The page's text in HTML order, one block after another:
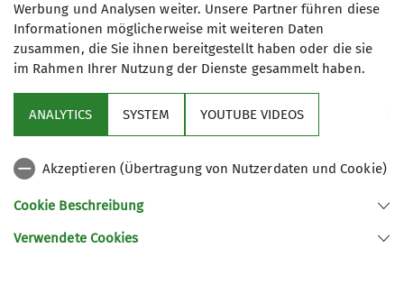
Service
Gruppen
Werbung und Analysen weiter. Unsere Partner führen diese
Informationen möglicherweise mit weiteren Daten
zusammen, die Sie ihnen bereitgestellt haben oder die sie
im Rahmen Ihrer Nutzung der Dienste gesammelt haben.
ANALYTICS SYSTEM YOUTUBE VIDEOS
Akzeptieren (Übertragung von Nutzerdaten und Cookie)
Cookie Beschreibung
Verwendete Cookies